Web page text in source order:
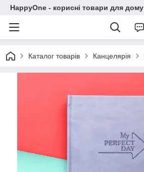
HappyOne - корисні товари для дому
Каталог товарів Канцелярія